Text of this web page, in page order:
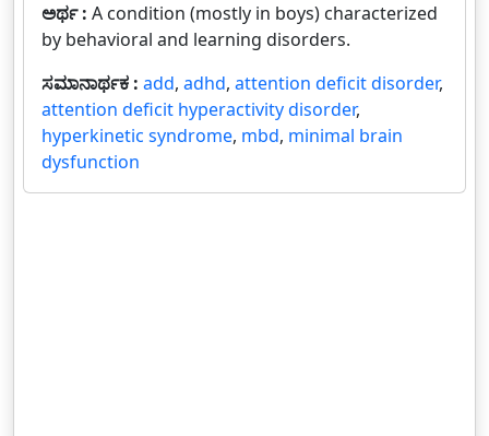
ಅರ್ಥ : A condition (mostly in boys) characterized
by behavioral and learning disorders.
ಸಮಾನಾರ್ಥಕ : add, adhd, attention deficit disorder,
attention deficit hyperactivity disorder,
hyperkinetic syndrome, mbd, minimal brain
dysfunction